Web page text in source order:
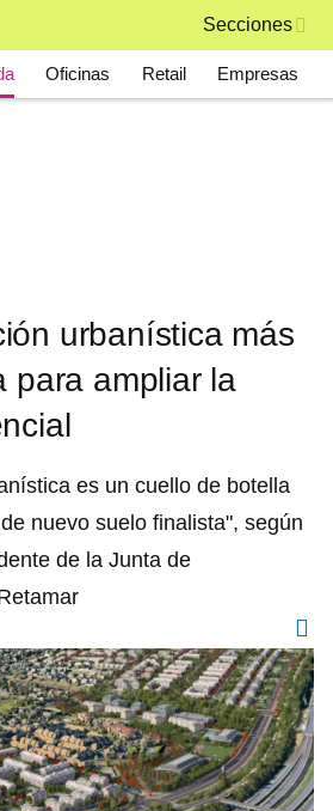
Secciones
Oficinas Retail Empresas
urbanística más
para ampliar la
es un cuello de botella
nuevo suelo finalista", según
de la Junta de